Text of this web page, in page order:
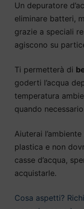
Un depuratore
eliminare batteri,
grazie a speciali
agiscono su
Ti permetterà di
goderti l’acqua
temperatura
quando
Aiuterai
plastica e non
casse d’acqua,
acquistarle.
Cosa aspetti?